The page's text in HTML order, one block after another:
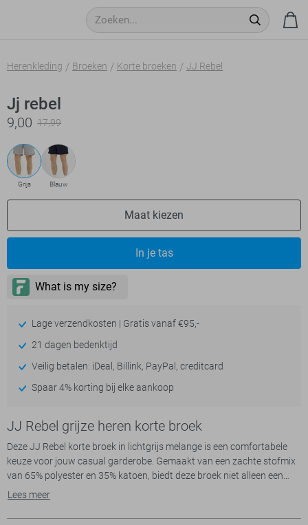
Herenkleding Broeken Korte broeken JJ Rebel
Jj rebel
9,00 17,99
Grijs Blauw
Maat kiezen
In je tas
Lage verzendkosten | Gratis vanaf €95,-
21 dagen bedenktijd
Veilig betalen: iDeal, Billink, PayPal, creditcard
Spaar 4% korting bij elke aankoop
JJ Rebel grijze heren korte broek
Deze JJ Rebel korte broek in lichtgrijs melange is een comfortabele
keuze voor jouw casual garderobe. Gemaakt van een zachte stofmix
van 65% polyester en 35% katoen, biedt deze broek niet alleen een
aangenaam draagcomfort, maar ook een mooie gemêleerde textuur
perfect voor alledaags gebruik. Met praktische steekzakken heb je
Lees meer